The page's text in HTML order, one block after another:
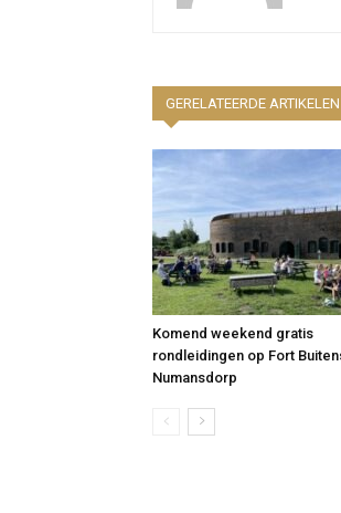
GERELATEERDE ARTIKELEN
Komend weekend gratis
rondleidingen op Fort
Numansdorp